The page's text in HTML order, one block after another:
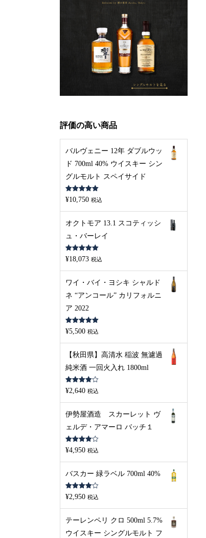
ファークラス 12年 70
金宮「好きやねん」 4000ml
ペットボトル 25%
評価の高い商品
バルヴェニー 12年 ダブルウッ
ド 700ml 40% ウイスキー シン
グルモルト スペイサイド
5段階中5.00
の評価
¥10,750 税込
オクトモア 13.1 スコティッシ
ュ・バーレイ
5段階中5.00
の評価
¥18,073 税込
ワイ・バイ・ヨシキ シャルド
ネ “アンコール” カリフォルニ
ア 2022
5段階中 5.00
の評価
¥5,500 税込
【秋田県】高清水 稲波 無濾過
純米酒 一回火入れ 1800ml
5段階中
4.00の評
¥2,640 税込
伊勢屋酒造 スカーレット ヴ
ェルデ・アマーロ バッチ１
5段階中
4.00の評
¥4,950 税込
バスカー 緑ラベル 700ml 40%
5段階中
4.00の評
¥2,950 税込
テーレンペリ クロ 500ml 5.7%
ウイスキー シングルモルト フ